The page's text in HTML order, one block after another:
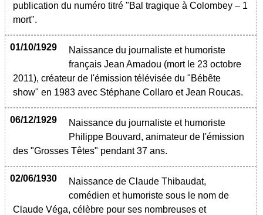
publication du numéro titré "Bal tragique à Colombey – 1
mort".
01/10/1929
Naissance du journaliste et humoriste
français Jean Amadou (mort le 23 octobre
2011), créateur de l'émission télévisée du "Bébête
show" en 1983 avec Stéphane Collaro et Jean Roucas.
06/12/1929
Naissance du journaliste et humoriste
Philippe Bouvard, animateur de l'émission
des "Grosses Têtes" pendant 37 ans.
02/06/1930
Naissance de Claude Thibaudat,
comédien et humoriste sous le nom de
Claude Véga, célèbre pour ses nombreuses et